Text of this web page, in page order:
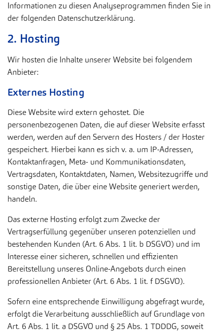
Informationen zu diesen Analyseprogrammen finden Sie in
der folgenden Datenschutzerklärung.
2. Hosting
Wir hosten die Inhalte unserer Website bei folgendem
Anbieter:
Externes Hosting
Diese Website wird extern gehostet. Die
personenbezogenen Daten, die auf dieser Website erfasst
werden, werden auf den Servern des Hosters / der Hoster
gespeichert. Hierbei kann es sich v. a. um IP-Adressen,
Kontaktanfragen, Meta- und Kommunikationsdaten,
Vertragsdaten, Kontaktdaten, Namen, Websitezugriffe und
sonstige Daten, die über eine Website generiert werden,
handeln.
Das externe Hosting erfolgt zum Zwecke der
Vertragserfüllung gegenüber unseren potenziellen und
bestehenden Kunden (Art. 6 Abs. 1 lit. b DSGVO) und im
Interesse einer sicheren, schnellen und effizienten
Bereitstellung unseres Online-Angebots durch einen
professionellen Anbieter (Art. 6 Abs. 1 lit. f DSGVO).
Sofern eine entsprechende Einwilligung abgefragt wurde,
erfolgt die Verarbeitung ausschließlich auf Grundlage von
Art. 6 Abs. 1 lit. a DSGVO und § 25 Abs. 1 TDDDG, soweit